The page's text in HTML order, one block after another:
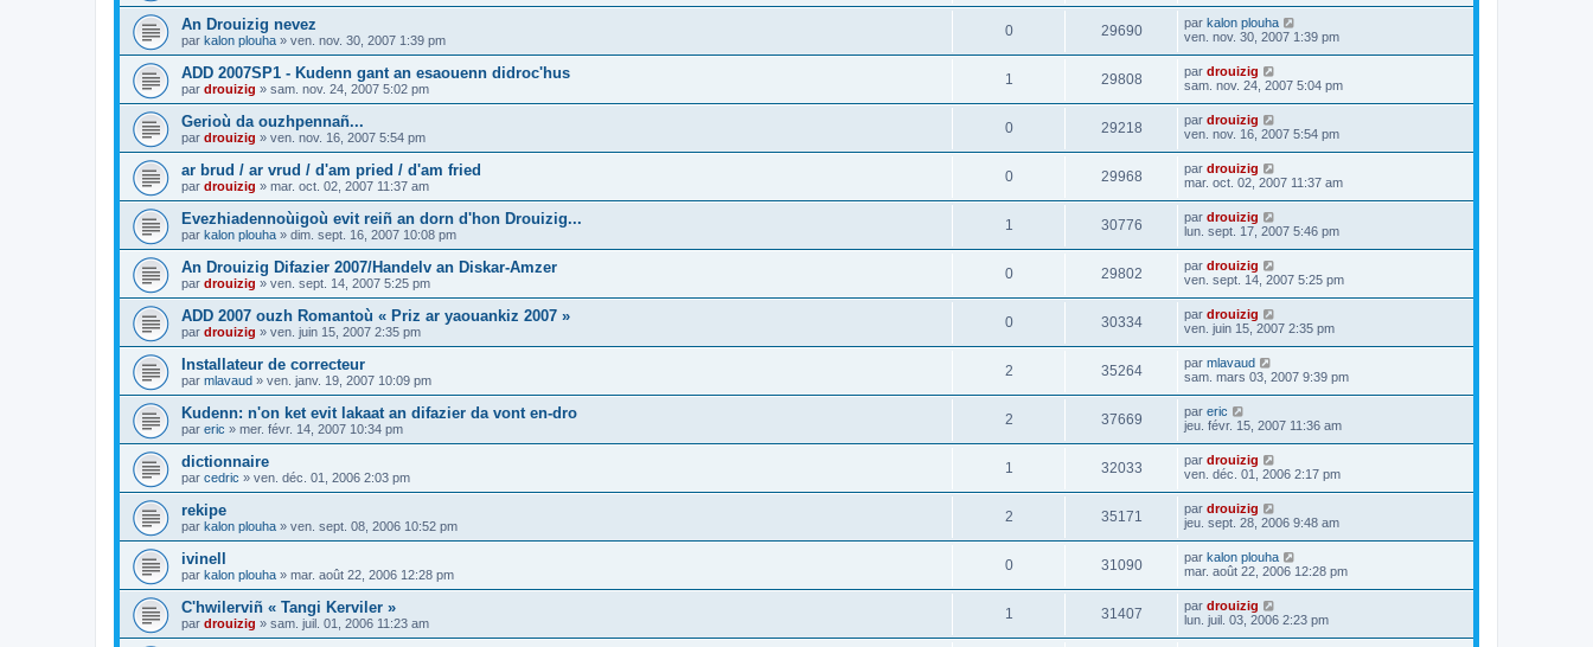
An Drouizig nevez
par kalon plouha » ven. nov. 30, 2007 1:39 pm
0 29690 par kalon plouha
ven. nov. 30, 2007 1:39 pm
ADD 2007SP1 - Kudenn gant an esaouenn didroc'hus
par drouizig » sam. nov. 24, 2007 5:02 pm
1 29808 par drouizig
sam. nov. 24, 2007 5:04 pm
Gerioù da ouzhpennañ...
par drouizig » ven. nov. 16, 2007 5:54 pm
0 29218 par drouizig
ven. nov. 16, 2007 5:54 pm
ar brud / ar vrud / d'am pried / d'am fried
par drouizig » mar. oct. 02, 2007 11:37 am
0 29968 par drouizig
mar. oct. 02, 2007 11:37 am
Evezhiadennoùigoù evit reiñ an dorn d'hon Drouizig...
par kalon plouha » dim. sept. 16, 2007 10:08 pm
1 30776 par drouizig
lun. sept. 17, 2007 5:46 pm
An Drouizig Difazier 2007/Handelv an Diskar-Amzer
par drouizig » ven. sept. 14, 2007 5:25 pm
0 29802 par drouizig
ven. sept. 14, 2007 5:25 pm
ADD 2007 ouzh Romantoù « Priz ar yaouankiz 2007 »
par drouizig » ven. juin 15, 2007 2:35 pm
0 30334 par drouizig
ven. juin 15, 2007 2:35 pm
Installateur de correcteur
par mlavaud » ven. janv. 19, 2007 10:09 pm
2 35264 par mlavaud
sam. mars 03, 2007 9:39 pm
Kudenn: n'on ket evit lakaat an difazier da vont en-dro
par eric » mer. févr. 14, 2007 10:34 pm
2 37669 par eric
jeu. févr. 15, 2007 11:36 am
dictionnaire
par cedric » ven. déc. 01, 2006 2:03 pm
1 32033 par drouizig
ven. déc. 01, 2006 2:17 pm
rekipe
par kalon plouha » ven. sept. 08, 2006 10:52 pm
2 35171 par drouizig
jeu. sept. 28, 2006 9:48 am
ivinell
par kalon plouha » mar. août 22, 2006 12:28 pm
0 31090 par kalon plouha
mar. août 22, 2006 12:28 pm
C'hwilerviñ « Tangi Kerviler »
par drouizig » sam. juil. 01, 2006 11:23 am
1 31407 par drouizig
lun. juil. 03, 2006 2:23 pm